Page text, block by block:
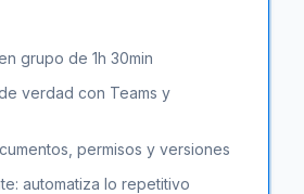
grupo de 1h 30min
verdad con Teams y
permisos y versiones
automatiza lo repetitivo